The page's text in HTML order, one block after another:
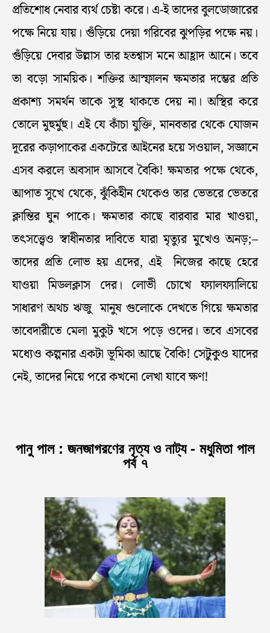
প্রতিশোধ নেবার ব্যর্থ চেষ্টা করে। এ-ই তাদের বুলডোজারের
পক্ষে নিয়ে যায়। গুঁড়িয়ে দেয়া গরিবের ঝুপড়ির পক্ষে নয়।
গুঁড়িয়ে দেবার উল্লাস তার হতশ্বাস মনে আহ্লাদ আনে। তবে
তা বড়ো সাময়িক। শক্তির আস্ফালন ক্ষমতার দম্ভের প্রতি
প্রকাশ্য সমর্থন তাকে সুস্থ থাকতে দেয় না। অস্থির করে
তোলে মুহুর্মুহু। এই যে কাঁচা যুক্তি, মানবতার থেকে যোজন
দূরের কড়াপাকের একটেরে আইনের হয়ে সওয়াল, সজ্ঞানে
এসব করলে অবসাদ আসবে বৈকি! ক্ষমতার পক্ষে থেকে,
আপাত সুখে থেকে, ঝুঁকিহীন থেকেও তার ভেতরে ভেতরে
ক্লান্তির ঘুন পাকে। ক্ষমতার কাছে বারবার মার খাওয়া,
তৎসত্ত্বেও স্বাধীনতার দাবিতে যারা মৃত্যুর মুখেও অনড়;–
তাদের প্রতি লোভ হয় এদের, এই নিজের কাছে হেরে
যাওয়া মিডলক্লাস দের। লোভী চোখে ফ্যালফ্যালিয়ে
সাধারণ অথচ ঋজু মানুষ গুলোকে দেখতে গিয়ে ক্ষমতার
তাবেদারীতে মেলা মুকুট খসে পড়ে ওদের। তবে এসবের
মধ্যেও কল্পনার একটা ভূমিকা আছে বৈকি! সেটুকুও যাদের
নেই, তাদের নিয়ে পরে কখনো লেখা যাবে ক্ষণ!
পানু পাল : জনজাগরণের নৃত্য ও নাট্য - মধুমিতা পাল
পর্ব ৭